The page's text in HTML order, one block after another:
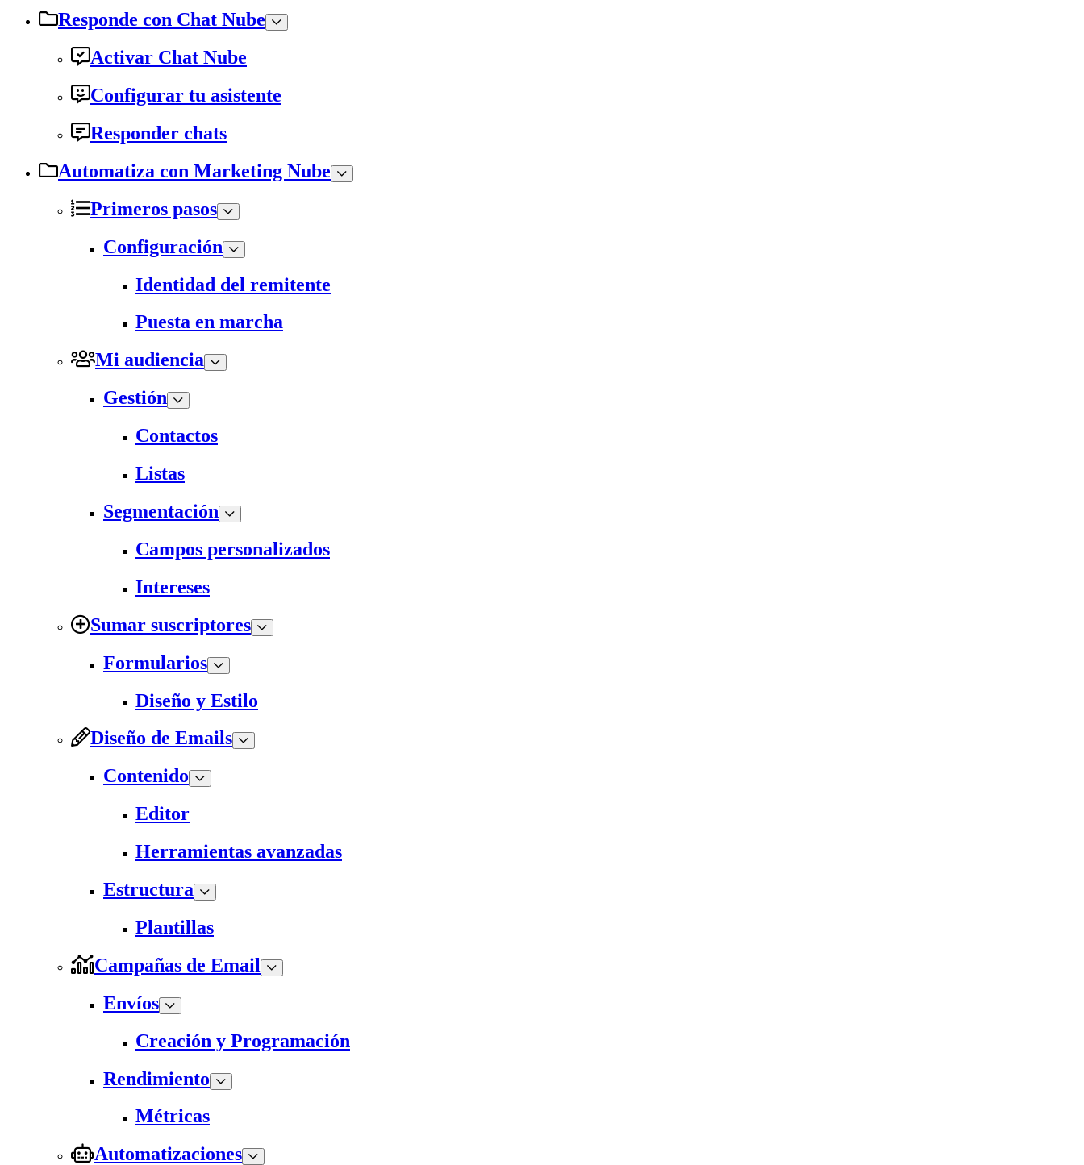
Responde con Chat Nube
Activar Chat Nube
Configurar tu asistente
Responder chats
Automatiza con Marketing Nube
Primeros pasos
Configuración
Identidad del remitente
Puesta en marcha
Mi audiencia
Gestión
Contactos
Listas
Segmentación
Campos personalizados
Intereses
Sumar suscriptores
Formularios
Diseño y Estilo
Diseño de Emails
Contenido
Editor
Herramientas avanzadas
Estructura
Plantillas
Campañas de Email
Envíos
Creación y Programación
Rendimiento
Métricas
Automatizaciones